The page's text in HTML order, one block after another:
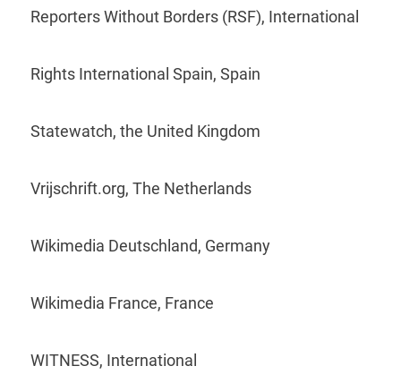
Reporters Without Borders (RSF), International
Rights International Spain, Spain
Statewatch, the United Kingdom
Vrijschrift.org, The Netherlands
Wikimedia Deutschland, Germany
Wikimedia France, France
WITNESS, International